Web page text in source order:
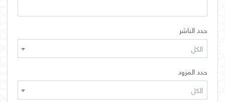
حدد الناشر
الكل
حدد المزود
الكل